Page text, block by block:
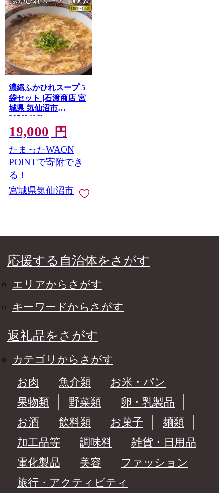
濃縮ふかひれスープ 5
袋セット [石渡商店 宮
城県 気仙沼市
20563406]
19,000 円
たまったWAON
POINTで寄附でき
る！
宮城県気仙沼市
応援する自治体をさがす
エリアからさがす
キーワードからさがす
返礼品をさがす
カテゴリからさがす
お肉
魚介類
お米・パン
果物類
野菜類
卵・乳製品
お酒
飲料類 お菓子
麺類
加工品等
調味料
雑貨・日用品
電化製品
美容
ファッション
旅行・アクティビティ